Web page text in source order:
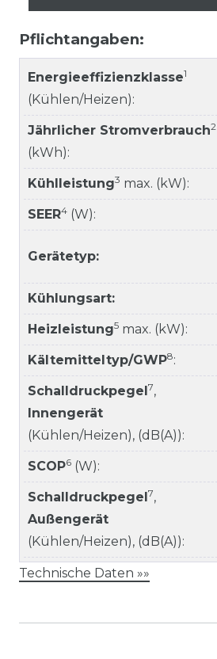
Pflichtangaben:
Energieeffizienzklasse1
(Kühlen/Heizen):
Jährlicher Stromverbrauch2
(kWh):
Kühlleistung3 max. (kW):
SEER4 (W):
Gerätetyp:
Kühlungsart:
Heizleistung5 max. (kW):
Kältemitteltyp/GWP8:
Schalldruckpegel 7,
Innengerät
(Kühlen/Heizen), (dB(A)):
SCOP6 (W):
Schalldruckpegel 7,
Außengerät
(Kühlen/Heizen), (dB(A)):
Technische Daten »»